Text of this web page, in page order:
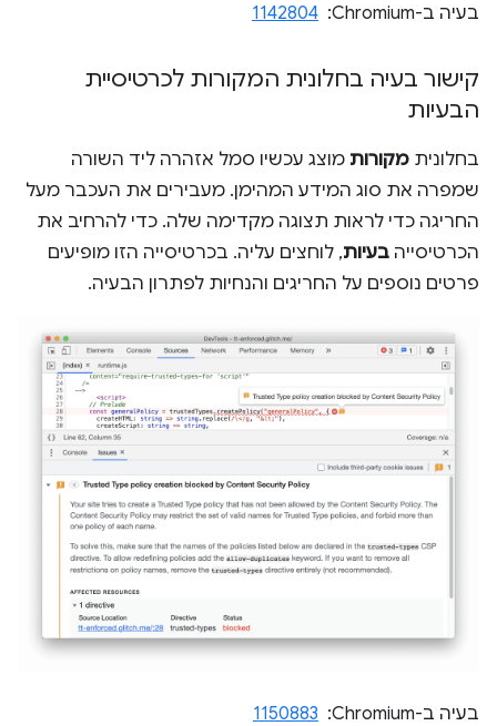
בעיה ב-Chromium: ‏ 1142804
קישור בעיה בחלונית המקורות לכרטיסיית
הבעיות
בחלונית מקורות מוצג עכשיו סמל אזהרה ליד השורה
שמפרה את סוג המידע המהימן. מעבירים את העכבר מעל
החריגה כדי לראות תצוגה מקדימה שלה. כדי להרחיב את
הכרטיסייה בעיות, לוחצים עליה. בכרטיסייה הזו מופיעים
פרטים נוספים על החריגים והנחיות לפתרון הבעיה.
בעיה ב-Chromium: ‏ 1150883